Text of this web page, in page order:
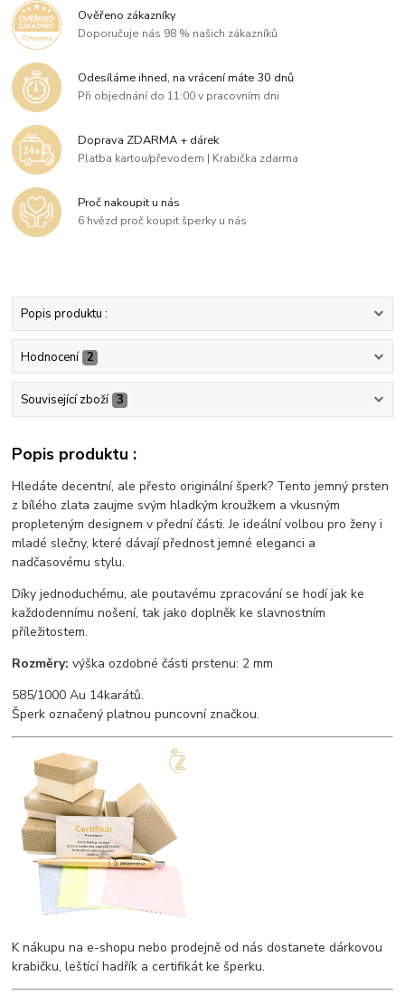
Ověřeno zákazníky
Doporučuje nás 98 % našich zákazníků
Odesíláme ihned, na vrácení máte 30 dnů
Při objednání do 11:00 v pracovním dni
Doprava ZDARMA + dárek
Platba kartou/převodem | Krabička zdarma
Proč nakoupit u nás
6 hvězd proč koupit šperky u nás
Popis produktu :
Hodnocení 2
Související zboží 3
Popis produktu :
Hledáte decentní, ale přesto originální šperk? Tento jemný prsten
z bílého zlata zaujme svým hladkým kroužkem a vkusným
propleteným designem v přední části. Je ideální volbou pro ženy i
mladé slečny, které dávají přednost jemné eleganci a
nadčasovému stylu.
Díky jednoduchému, ale poutavému zpracování se hodí jak ke
každodennímu nošení, tak jako doplněk ke slavnostním
příležitostem.
Rozměry: výška ozdobné části prstenu: 2 mm
585/1000 Au 14karátů.
Šperk označený platnou puncovní značkou.
K nákupu na e-shopu nebo prodejně od nás dostanete dárkovou
krabičku, leštící hadřík a certifikát ke šperku.